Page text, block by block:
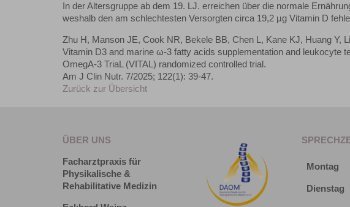
In der Altersgruppe ab dem 19. LJ. erreichen über die normale
weshalb den am schlechtesten Versorgten circa 19,2 µg Vitamin D
Zhu H, Manson JE, Cook NR, Bekele BB, Chen L, Kane KJ, Huang Y,
Vitamin D3 and marine ω-3 fatty acids supplementation and leukocyte
OmegA-3 TriaL (VITAL) randomized controlled trial.
Am J Clin Nutr. 7/2025; 122(1): 39-47.
Zurück zur Übersicht
ÜBER UNS
Facharztpraxis für
Physikalische &
Rehabilitative Medizin
Montag
Dienstag